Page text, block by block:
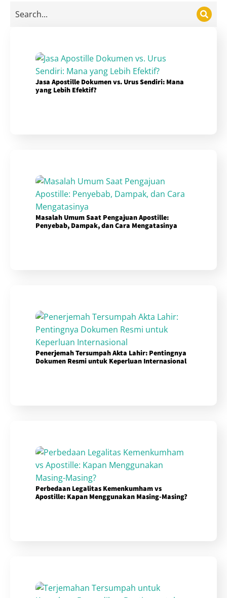
Jasa Apostille Dokumen vs. Urus Sendiri: Mana
yang Lebih Efektif?
Masalah Umum Saat Pengajuan Apostille:
Penyebab, Dampak, dan Cara Mengatasinya
Penerjemah Tersumpah Akta Lahir: Pentingnya
Dokumen Resmi untuk Keperluan Internasional
Perbedaan Legalitas Kemenkumham vs
Apostille: Kapan Menggunakan Masing-Masing?